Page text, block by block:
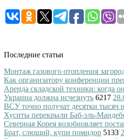
Последние статьи
Монтаж газового отопления
Как организатору конференции
Аренда складской техники: когда
Украина должна исчезнуть 6217
ВСУ точно получат десятки тысяч
Хуситы перекрыли Баб-эль-
Северная Корея возобновляет
Брат, слющий, купи помидор 5133